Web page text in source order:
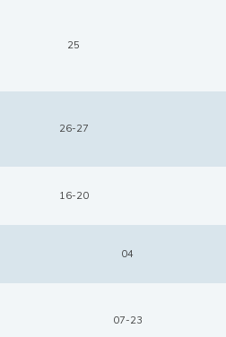
25
26-27
16-20
04
07-23